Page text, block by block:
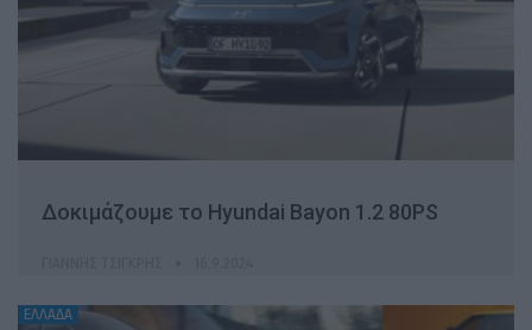
Δοκιμάζουμε το Hyundai Bayon 1.2 80PS
ΕΛΛΑΔΑ